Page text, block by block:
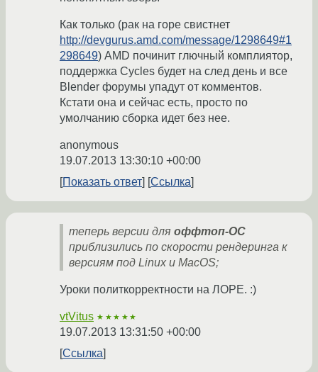
Как только (рак на горе свистнет
http://devgurus.amd.com/message/1298649#1
298649) AMD починит глючный комплиятор,
поддержка Cycles будет на след день и все
Blender форумы упадут от комментов.
Кстати она и сейчас есть, просто по
умолчанию сборка идет без нее.
anonymous
19.07.2013 13:30:10 +00:00
Показать ответ
Ссылка
теперь версии для оффтоп-ОС
приблизились по скорости рендеринга к
версиям под Linux и MacOS;
Уроки политкорректности на ЛОРЕ. :)
vtVitus ★★★★★
19.07.2013 13:31:50 +00:00
Ссылка